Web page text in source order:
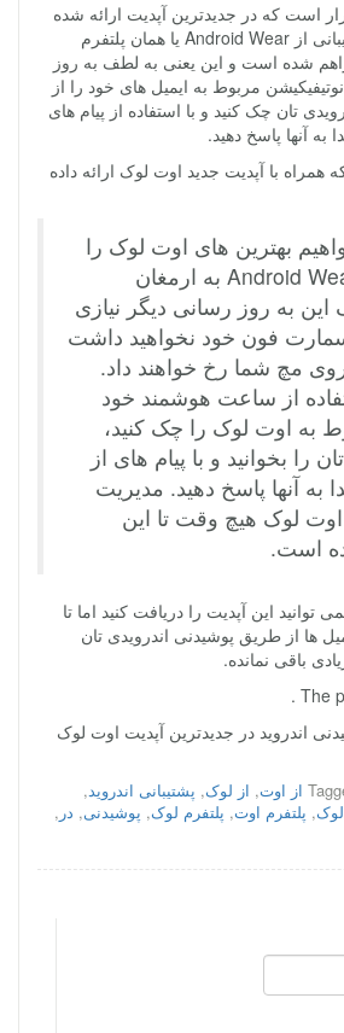
است که در جدیدترین آپدیت ارائه شده
برای این اپلیکیشن پشتیبانی از Android Wear یا همان پلتفرم
شده است و این یعنی به لطف به روز
مربوط به ایمیل های خود را از
تان چک کنید و با استفاده از پیام های
به آنها پاسخ دهید.
با آپدیت جدید اوت لوک ارائه داده
بهترین های اوت لوک را
برای کاربران Android Wear به ارمغان
این به روز رسانی دیگر نیازی
فون خود نخواهید داشت
مچ شما رخ خواهند داد.
از ساعت هوشمند خود
به اوت لوک را چک کنید،
را بخوانید و با پیام های از
به آنها پاسخ دهید. مدیریت
اوت لوک هیچ وقت تا این
است.
توانید این آپدیت را دریافت کنید اما تا
ها از طریق پوشیدنی اندرویدی تان
باقی نمانده.
The
اندروید در جدیدترین آپدیت اوت لوک
از اوت, از لوک, پشتیبانی اندروید,
, پلتفرم اوت, پلتفرم لوک, پوشیدنی, در ,